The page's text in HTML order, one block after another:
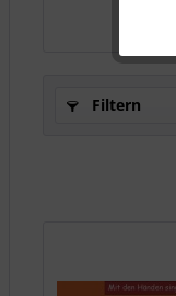
Filtern